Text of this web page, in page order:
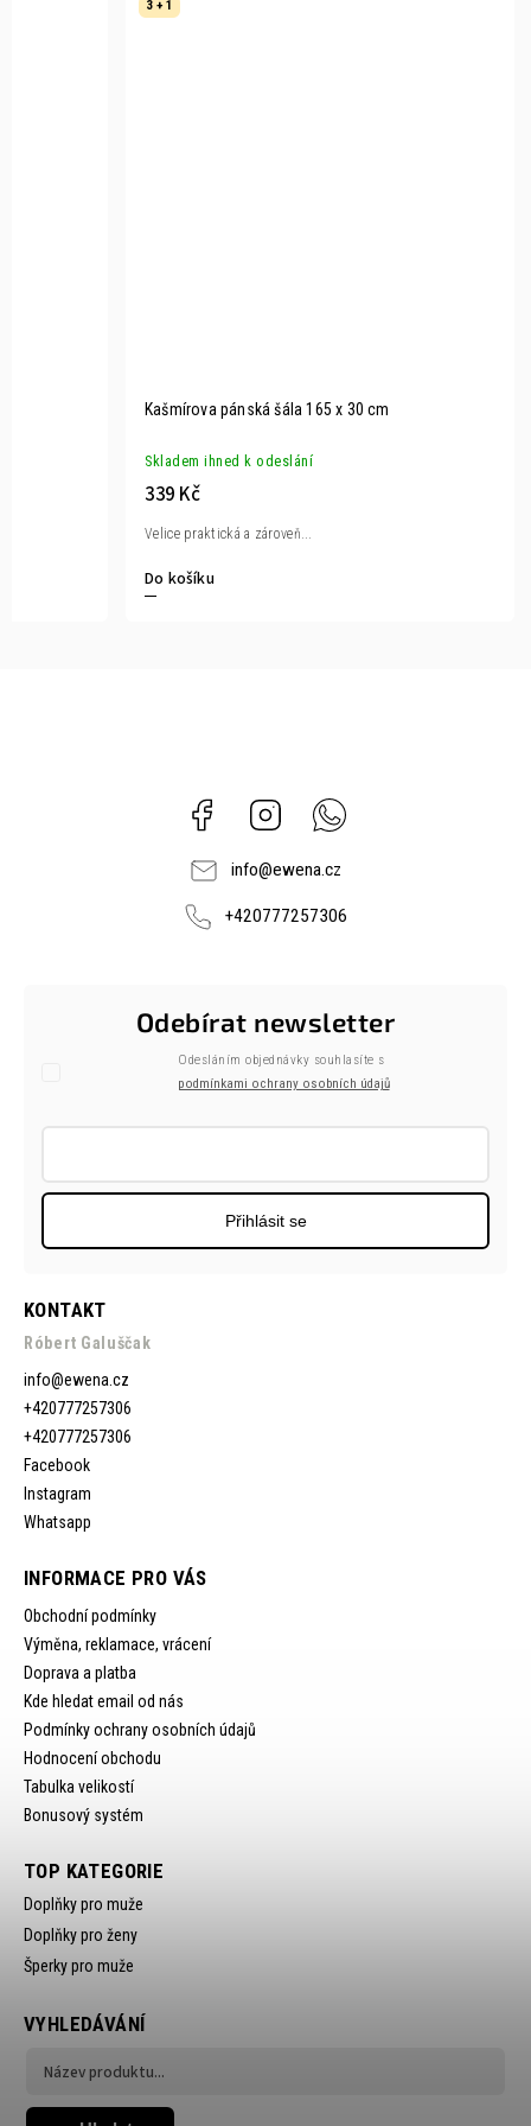
3 + 1
Kašmírova pánská šála 165 x 30 cm
Skladem ihned k odeslání
339 Kč
Do košíku
Velice praktická a zároveň...
Facebook Instagram
info@ewena.cz
+420777257306
KONTAKT
Róbert Galuščak
info@ewena.cz
+420777257306
+420777257306
Facebook
Instagram
Whatsapp
INFORMACE PRO VÁS
Obchodní podmínky
Výměna, reklamace, vrácení
Doprava a platba
Kde hledat email od nás
Podmínky ochrany osobních údajů
Hodnocení obchodu
Tabulka velikostí
Bonusový systém
Odebírat newsletter
Odesláním objednávky souhlasíte s
podmínkami ochrany osobních údajů
Přihlásit se
TOP KATEGORIE
Doplňky pro muže
Doplňky pro ženy
Šperky pro muže
VYHLEDÁVÁNÍ